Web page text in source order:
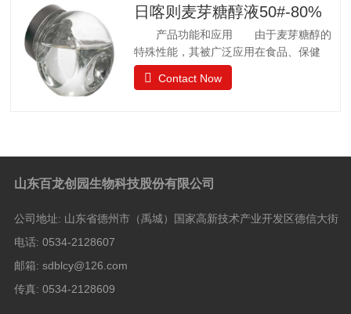
聚葡萄糖质量标准 GB25541-2010项目
指标聚葡萄糖中和、脱色后的聚葡萄糖.聚
葡萄糖(以干基、无灰分品计), w/%
≥90.0 干燥减量，w
日喀则麦芽糖醇液50#-80%
产品功能和应用 由于麦芽糖醇的
特殊性能，其被广泛应用在食品、保健
品、日常卫生品种，例如冰淇淋、果汁制
品、饼干、酱菜、糖果等。 麦芽糖醇
≤—8.0 8.0 水分 W/%1132.0 还原糖（以葡
≤0.10.10.1比旋光度 αm（20℃，
酸盐（以SO4计）/(mg/kg) ≤100100100氯
Contact Now
山东百龙创园生物科技股份有限公司
公司地址: 山东省德州市（禹城）国家高新技术产业开发区德信大街
电话: 0534-2128607
邮箱: sdblcy@126.com
传真: 0534-2128609